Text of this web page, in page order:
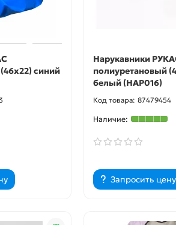
синий
Нарукавники
полиуретановый
белый (НАР016)
87479454
Запросить цену